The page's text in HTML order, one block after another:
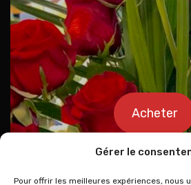
Gérer le
Pour offrir les meilleures expériences, nous
Acheter